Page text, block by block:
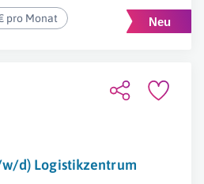
pro Monat
d) Logistikzentrum